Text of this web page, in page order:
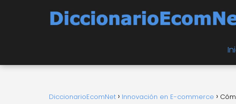
DiccionarioEcomNet Innovación en E-commerce